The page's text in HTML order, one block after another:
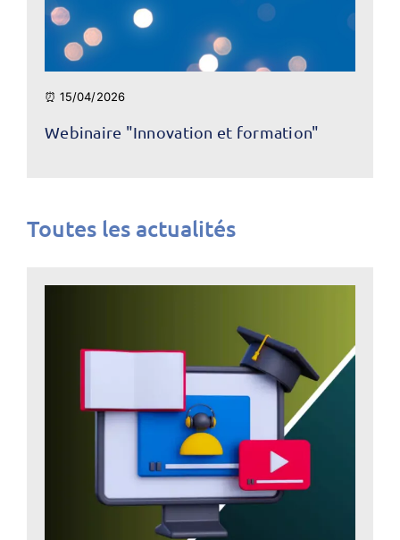
⏰ 15/04/2026
Webinaire "Innovation et formation"
Toutes les actualités